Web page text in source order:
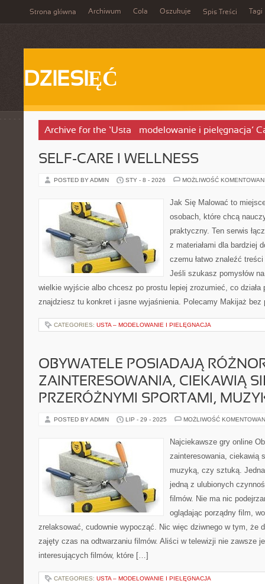
Strona główna Archiwum Cola Oszukuje Spis Treści Tagi
DZIESIĘĆ
Archive for the ‘Usta – modelowanie i pielęgnacja’
SELF-CARE I WELLNESS
POSTED BY ADMIN STY - 8 - 2026 MOŻLIWOŚĆ
Jak Się Malować to
osobach, które chcą
praktyczny. Ten serwis
z materiałami dla bardziej
czemu łatwo znaleźć
Jeśli szukasz pomysłów
wielkie wyjście albo chcesz po prostu lepiej zrozumieć, co działa
znajdziesz tu konkret i jasne wyjaśnienia. Polecamy Makijaż
CATEGORIES: USTA – MODELOWANIE I PIELĘGNACJA
OBYWATELE POSIADAJĄ
ZAINTERESOWANIA, CIEKAWIĄ
PRZERÓŻNYMI SPORTAMI,
POSTED BY ADMIN LIP - 29 - 2025 MOŻLIWOŚĆ
Najciekawsze gry online
zainteresowania, ciekawią
muzyką, czy sztuką.
jedną z ulubionych
filmów. Nie ma nic
oglądając porządny film,
zrelaksować, cudownie wypocząć. Nic więc dziwnego w tym, że
zajęty czas na odtwarzaniu filmów. Aliści w telewizji nie zawsze
interesujących filmów, które […]
CATEGORIES: USTA – MODELOWANIE I PIELĘGNACJA